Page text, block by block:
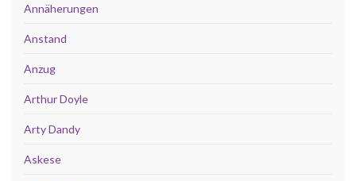
Annäherungen
Anstand
Anzug
Arthur Doyle
Arty Dandy
Askese